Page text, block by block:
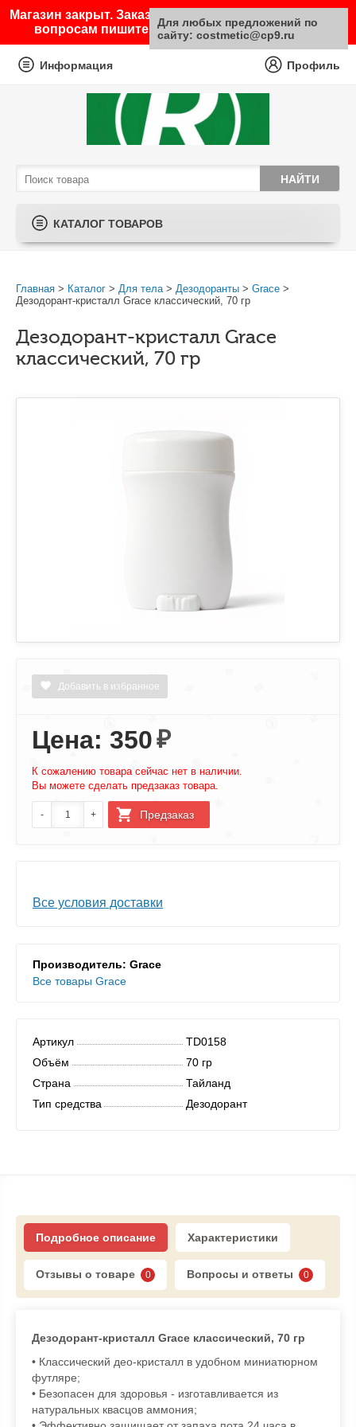
Магазин закрыт. Заказы не принимаются. По любым
вопросам пишите на почту sale@costmetic.ru
Информация Профиль
КАТАЛОГ ТОВАРОВ
Главная > Каталог > Для тела> Дезодоранты > Grace >
Дезодорант-кристалл Grace классический, 70 гр
Дезодорант-кристалл Grace
классический, 70 гр
Добавить в избранное
Цена: 350₽
К сожалению товара сейчас нет в наличии.
Вы можете сделать предзаказ товара.
Все условия доставки
Производитель: Grace
Все товары Grace
Артикул
TD0158
Объём
70 гр
Страна
Тайланд
Тип средства
Дезодорант
Подробное описание Характеристики
Отзывы о товаре 0 Вопросы и ответы 0
Дезодорант-кристалл Grace классический, 70 гр
• Классический део-кристалл в удобном миниатюрном
футляре;
• Безопасен для здоровья - изготавливается из
натуральных квасцов аммония;
Для любых предложений по
сайту: costmetic@cp9.ru